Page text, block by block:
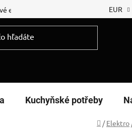
energetické štítky Reklamační
EUR
Kuchyňské potřeby
Domov
/ Elektro